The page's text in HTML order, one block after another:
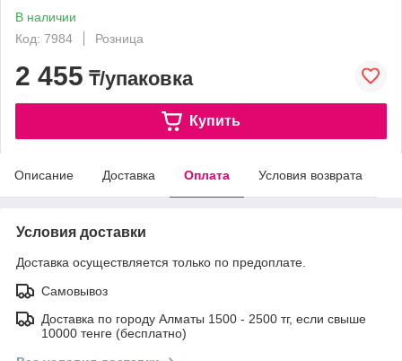
В наличии
Код: 7984
Розница
2 455 ₸/упаковка
Купить
Описание Доставка Оплата Условия возврата
Условия доставки
Доставка осуществляется только по предоплате.
Самовывоз
Доставка по городу Алматы 1500 - 2500 тг, если свыше
10000 тенге (бесплатно)